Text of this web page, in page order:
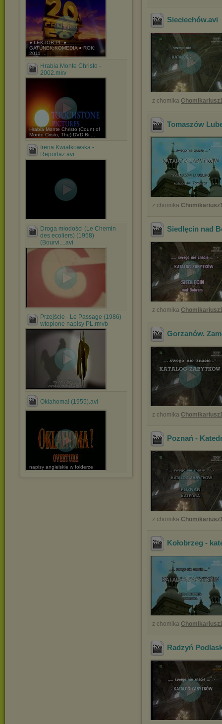
● LEKTOR PL ●
GATUNEK:KOMEDIA ● ROK:
2011 ...
Hrabia Monte Christo -
2002.mkv
Hrabia Monte Christo (Count of
Monte Cristo, The) DVD Ri ...
Irena Kwiatkowska -
Reportaż.avi
Droga młodości (Le Chemin
des ecoliers) (1958)
(Bourvi....avi
Przejście - Le Passage (1986)
wtopione napisy PL.rmvb
Oklahoma! (1955).avi
napisy angielskie w folderze
Sieciechów.avi
z chomika
Tomaszów
z chomika
Siedlęcin nad
z chomika
Gorzanów.
z chomika
Poznań -
z chomika
Kołobrzeg -
z chomika
Radzyń